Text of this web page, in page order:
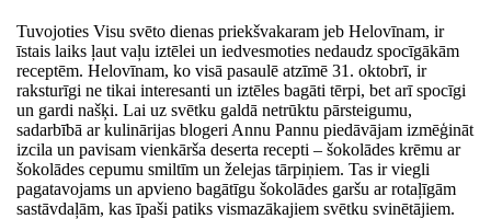
Tuvojoties Visu svēto dienas priekšvakaram jeb Helovīnam, ir
īstais laiks ļaut vaļu iztēlei un iedvesmoties nedaudz spocīgākām
receptēm. Helovīnam, ko visā pasaulē atzīmē 31. oktobrī, ir
raksturīgi ne tikai interesanti un iztēles bagāti tērpi, bet arī spocīgi
un gardi našķi. Lai uz svētku galdā netrūktu pārsteigumu,
sadarbībā ar kulinārijas blogeri Annu Pannu piedāvājam izmēģināt
izcila un pavisam vienkārša deserta recepti – šokolādes krēmu ar
šokolādes cepumu smiltīm un želejas tārpiņiem. Tas ir viegli
pagatavojams un apvieno bagātīgu šokolādes garšu ar rotaļīgām
sastāvdaļām, kas īpaši patiks vismazākajiem svētku svinētājiem.